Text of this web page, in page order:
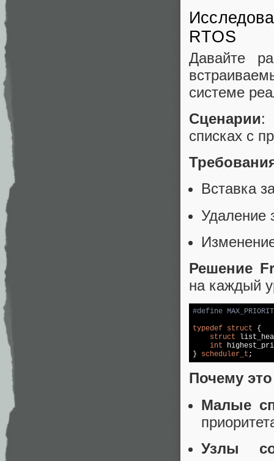
RTOS
Давайте
системе
Сценарии:
списках с
Вставка
Удаление
Решение
на каждый
#define
typedef struct {
struct
int
} scheduler_t ;
Почему
Малые
Узлы